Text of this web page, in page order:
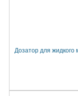
Дозатор для